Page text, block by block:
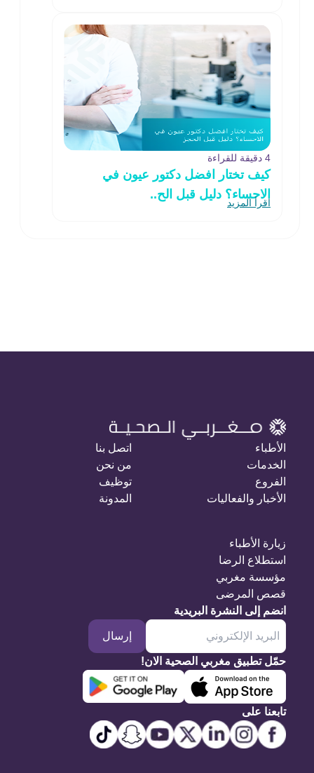
4 دقيقة للقراءة
كيف تختار افضل دكتور عيون في
الاحساء؟ دليل قبل الح..
اقرأ المزيد
الأطباء
الخدمات
الفروع
الأخبار والفعاليات
اتصل بنا
من نحن
توظيف
المدونة
زيارة الأطباء
استطلاع الرضا
مؤسسة مغربي
قصص المرضى
انضم إلى النشرة البريدية
إرسال
حمّل تطبيق مغربي الصحية الان!
تابعنا على